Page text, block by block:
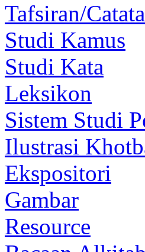
Tafsiran/
Studi Kamus
Studi Kata
Leksikon
Sistem Studi
Ilustrasi
Ekspositori
Gambar
Resource